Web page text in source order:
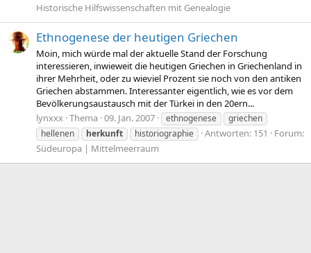
Historische Hilfswissenschaften mit Genealogie
Ethnogenese der heutigen Griechen
Moin, mich würde mal der aktuelle Stand der Forschung
interessieren, inwieweit die heutigen Griechen in Griechenland in
ihrer Mehrheit, oder zu wieviel Prozent sie noch von den antiken
Griechen abstammen. Interessanter eigentlich, wie es vor dem
Bevölkerungsaustausch mit der Türkei in den 20ern...
lynxxx Thema 09. Jan. 2007 ethnogenese
griechen
hellenen
herkunft historiographie Antworten: 151
Forum:
Südeuropa | Mittelmeerraum